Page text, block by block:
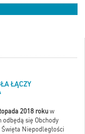
ŁĄCZY
2018 roku w
odbędą się Obchody
Niepodległości